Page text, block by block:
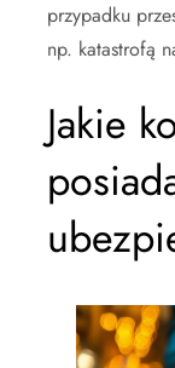
przypadku
np. katastrofą
Jakie